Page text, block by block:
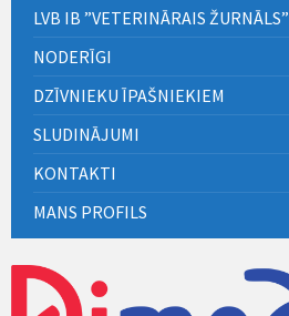
LVB IB ”VETERINĀRAIS ŽURNĀLS”
NODERĪGI
DZĪVNIEKU ĪPAŠNIEKIEM
SLUDINĀJUMI
KONTAKTI
MANS PROFILS